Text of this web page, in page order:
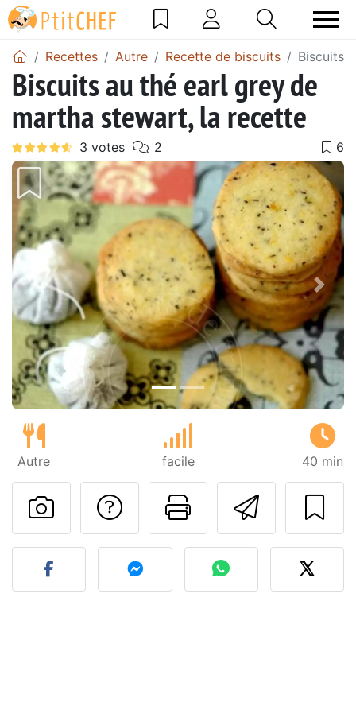
Recettes Autre Recette de biscuits Biscuits
Biscuits au thé earl grey de
martha stewart, la recette
Précédent
Autre facile 40 min
Imprimer
Poser une
Publier votre photo de